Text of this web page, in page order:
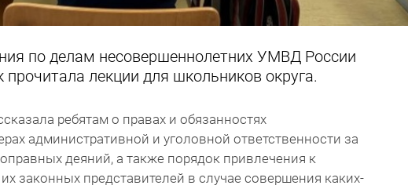
по делам несовершеннолетних УМВД России
прочитала лекции для школьников округа.
ребятам о правах и обязанностях
административной и уголовной ответственности за
деяний, а также порядок привлечения к
законных представителей в случае совершения каких-